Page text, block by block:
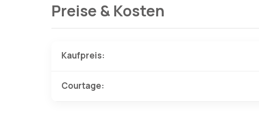
Preise & Kosten
Kaufpreis:
Courtage: